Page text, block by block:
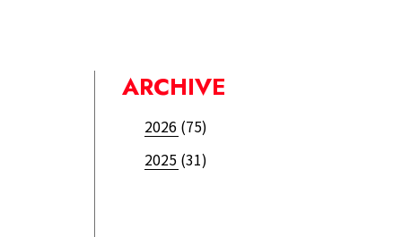
ARCHIVE
2026 (75)
2025 (31)